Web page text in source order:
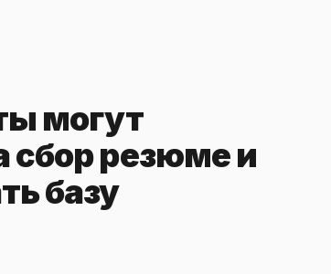
могут
сбор резюме и
базу